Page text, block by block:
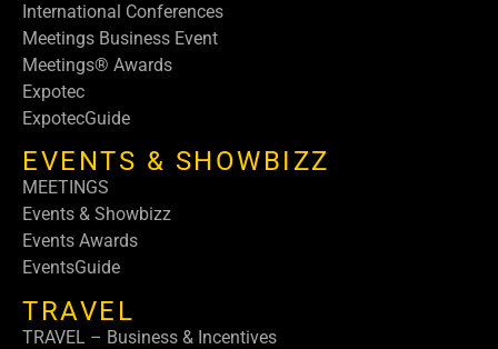
International Conferences
Meetings Business Event
Meetings® Awards
Expotec
ExpotecGuide
EVENTS & SHOWBIZZ
MEETINGS
Events & Showbizz
Events Awards
EventsGuide
TRAVEL
TRAVEL – Business & Incentives